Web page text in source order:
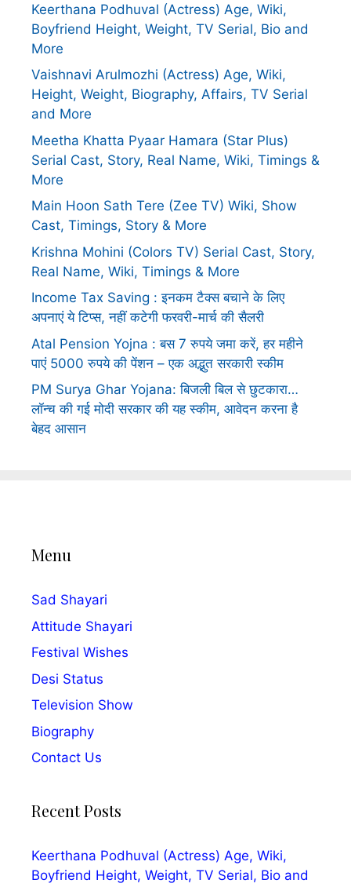
Keerthana Podhuval (Actress) Age, Wiki,
Boyfriend Height, Weight, TV Serial, Bio and
More
Vaishnavi Arulmozhi (Actress) Age, Wiki,
Height, Weight, Biography, Affairs, TV Serial
and More
Meetha Khatta Pyaar Hamara (Star Plus)
Serial Cast, Story, Real Name, Wiki, Timings &
More
Main Hoon Sath Tere (Zee TV) Wiki, Show
Cast, Timings, Story & More
Krishna Mohini (Colors TV) Serial Cast, Story,
Real Name, Wiki, Timings & More
Income Tax Saving : इनकम टैक्स बचाने के लिए
अपनाएं ये टिप्स, नहीं कटेगी फरवरी-मार्च की सैलरी
Atal Pension Yojna : बस 7 रुपये जमा करें, हर महीने
पाएं 5000 रुपये की पेंशन – एक अद्भुत सरकारी स्कीम
PM Surya Ghar Yojana: बिजली बिल से छुटकारा…
लॉन्च की गई मोदी सरकार की यह स्कीम, आवेदन करना है
बेहद आसान
Menu
Sad Shayari
Attitude Shayari
Festival Wishes
Desi Status
Television Show
Biography
Contact Us
Recent Posts
Keerthana Podhuval (Actress) Age, Wiki,
Boyfriend Height, Weight, TV Serial, Bio and